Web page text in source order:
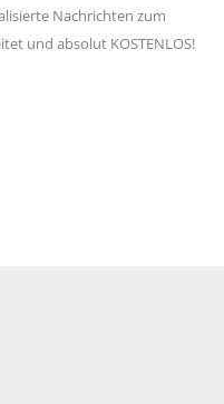
Nachrichten zum
und absolut KOSTENLOS!